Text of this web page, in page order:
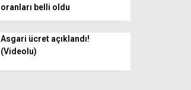
oranları belli oldu
Asgari ücret açıklandı!
(Videolu)